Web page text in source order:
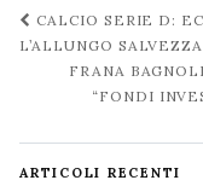
Navigazione
post
CALCIO SERIE D:
L’ALLUNGO SALVEZZA
FRANA
“FONDI
ARTICOLI RECENTI